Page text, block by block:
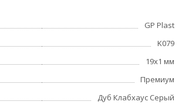
GP Plast
K079
19x1 мм
Премиум
Дуб Клабхаус Серый